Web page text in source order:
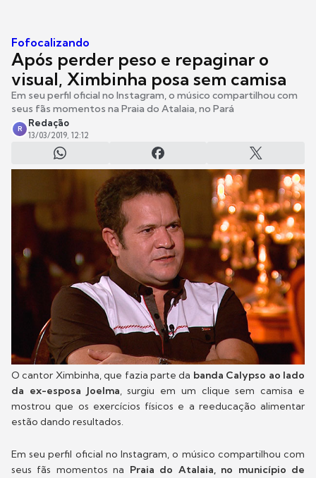
Fofocalizando
Após perder peso e repaginar o
visual, Ximbinha posa sem camisa
Em seu perfil oficial no Instagram, o músico compartilhou com
seus fãs momentos na Praia do Atalaia, no Pará
R
Redação
13/03/2019, 12:12
O cantor Ximbinha, que fazia parte da banda Calypso ao lado
da ex-esposa Joelma, surgiu em um clique sem camisa e
mostrou que os exercícios físicos e a reeducação alimentar
estão dando resultados.
Em seu perfil oficial no Instagram, o músico compartilhou com
seus fãs momentos na Praia do Atalaia, no município de